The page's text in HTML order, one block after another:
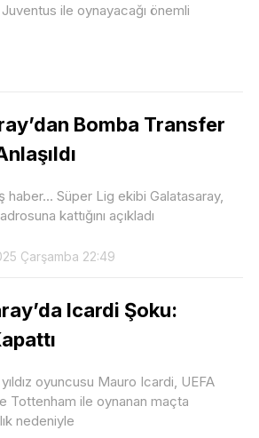
Juventus ile oynayacağı önemli
Bomba Transfer
haber... Süper Lig ekibi Galatasaray,
kattığını açıkladı
Çarşamba 22:49
Icardi Şoku:
yıldız oyuncusu Mauro Icardi, UEFA
Tottenham ile oynanan maçta
nedeniyle